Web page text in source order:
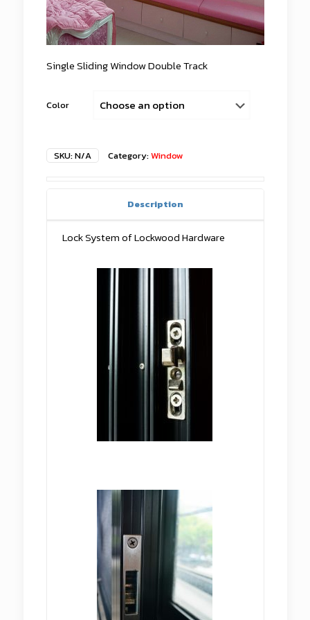
Single Sliding Window Double Track
Color
SKU:N/A Category:Window
Description
Lock System of Lockwood Hardware